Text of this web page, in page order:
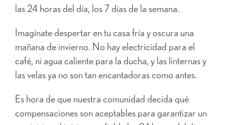
las 24 horas del día, los 7 días de la semana.
Imagínate despertar en tu casa fría y oscura una
mañana de invierno. No hay electricidad para el
café, ni agua caliente para la ducha, y las linternas y
las velas ya no son tan encantadoras como antes.
Es hora de que nuestra comunidad decida qué
compensaciones son aceptables para garantizar un